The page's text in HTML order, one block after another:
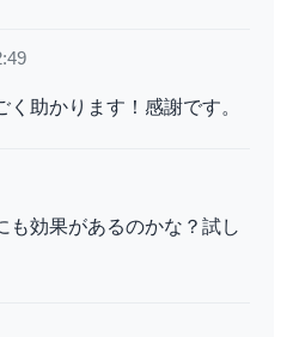
助かります！感謝です。
も効果があるのかな？試し